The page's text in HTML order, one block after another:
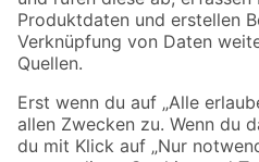
Sicher einkaufen
Jetzt die toom-App